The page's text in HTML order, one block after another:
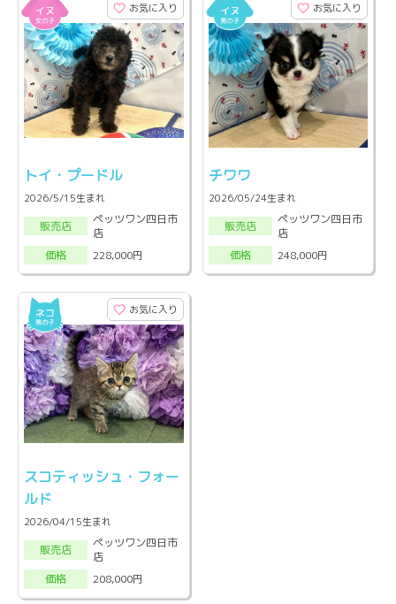
お気に入り
トイ・プードル
2026/5/15生まれ
販売店
ペッツワン四日市
店
価格
228,000円
お気に入り
チワワ
2026/05/24生まれ
販売店
ペッツワン四日市
店
価格
248,000円
お気に入り
スコティッシュ・フォー
ルド
2026/04/15生まれ
販売店
ペッツワン四日市
店
価格
208,000円